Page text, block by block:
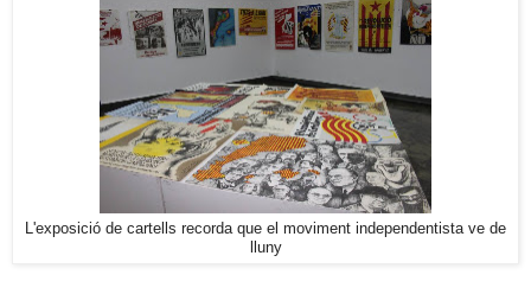
L'exposició de cartells recorda que el moviment independentista ve de
lluny